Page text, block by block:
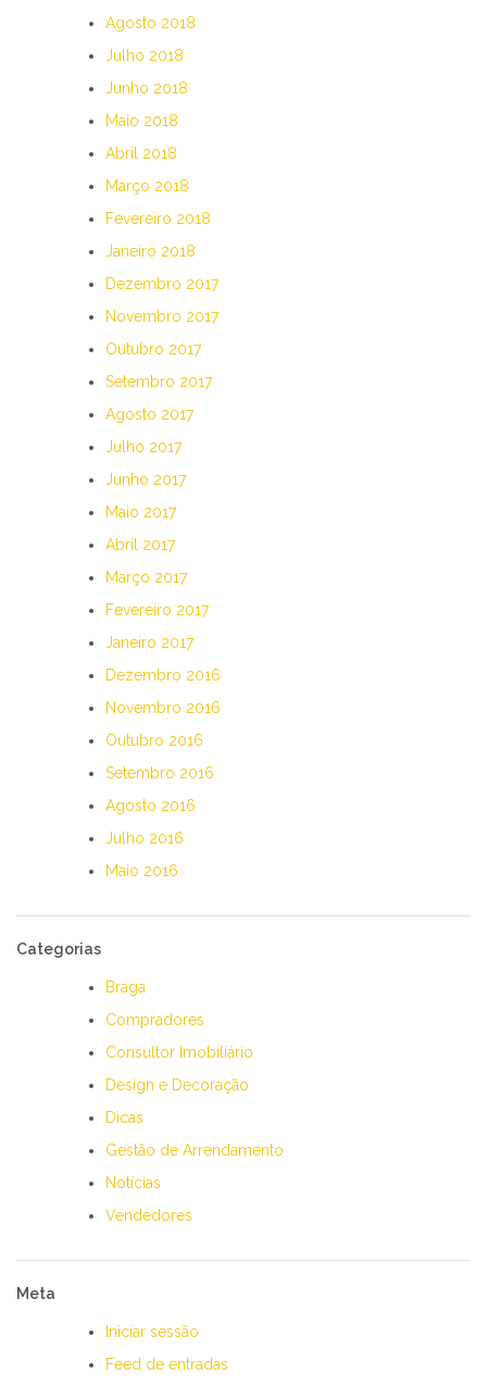
Agosto 2018
Julho 2018
Junho 2018
Maio 2018
Abril 2018
Março 2018
Fevereiro 2018
Janeiro 2018
Dezembro 2017
Novembro 2017
Outubro 2017
Setembro 2017
Agosto 2017
Julho 2017
Junho 2017
Maio 2017
Abril 2017
Março 2017
Fevereiro 2017
Janeiro 2017
Dezembro 2016
Novembro 2016
Outubro 2016
Setembro 2016
Agosto 2016
Julho 2016
Maio 2016
Categorias
Braga
Compradores
Consultor Imobiliário
Design e Decoração
Dicas
Gestão de Arrendamento
Notícias
Vendedores
Meta
Iniciar sessão
Feed de entradas